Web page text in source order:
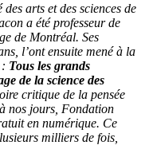
arts et des sciences de
a été professeur de
de Montréal. Ses
l’ont ensuite mené à la
Tous les grands
de la science des
critique de la pensée
nos jours, Fondation
en numérique. Ce
milliers de fois,